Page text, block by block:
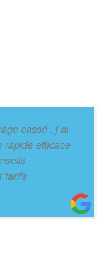
cassé , j ai
rapide efficace
tarifs